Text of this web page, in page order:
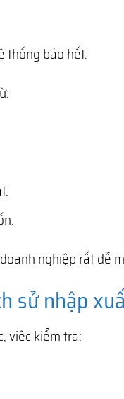
thống báo hết.
nghiệp rất dễ
sử nhập
việc kiểm tra: